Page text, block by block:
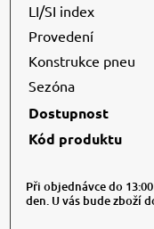
LI/SI index
Provedení
Konstrukce pneu
Sezóna
Dostupnost
Kód produktu
Při objednávce do
den. U vás bude zboží